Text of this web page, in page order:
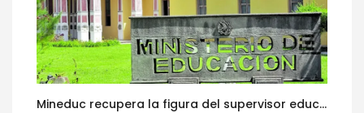
Mineduc recupera la figura del supervisor educativo con 968 plazas